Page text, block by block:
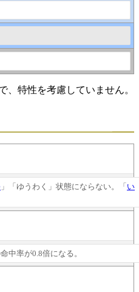
、特性を考慮していません。
」「ゆうわく」状態にならない。「 い
中率が0.8倍になる。